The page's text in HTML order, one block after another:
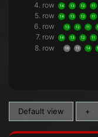
4. row 14 13 12 11
5. row 14 13 12 11
6. row 13 12 11
7. row 14 13 12 11
8. row 16 15 14
Default view +